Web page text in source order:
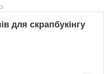
для скрапбукінгу